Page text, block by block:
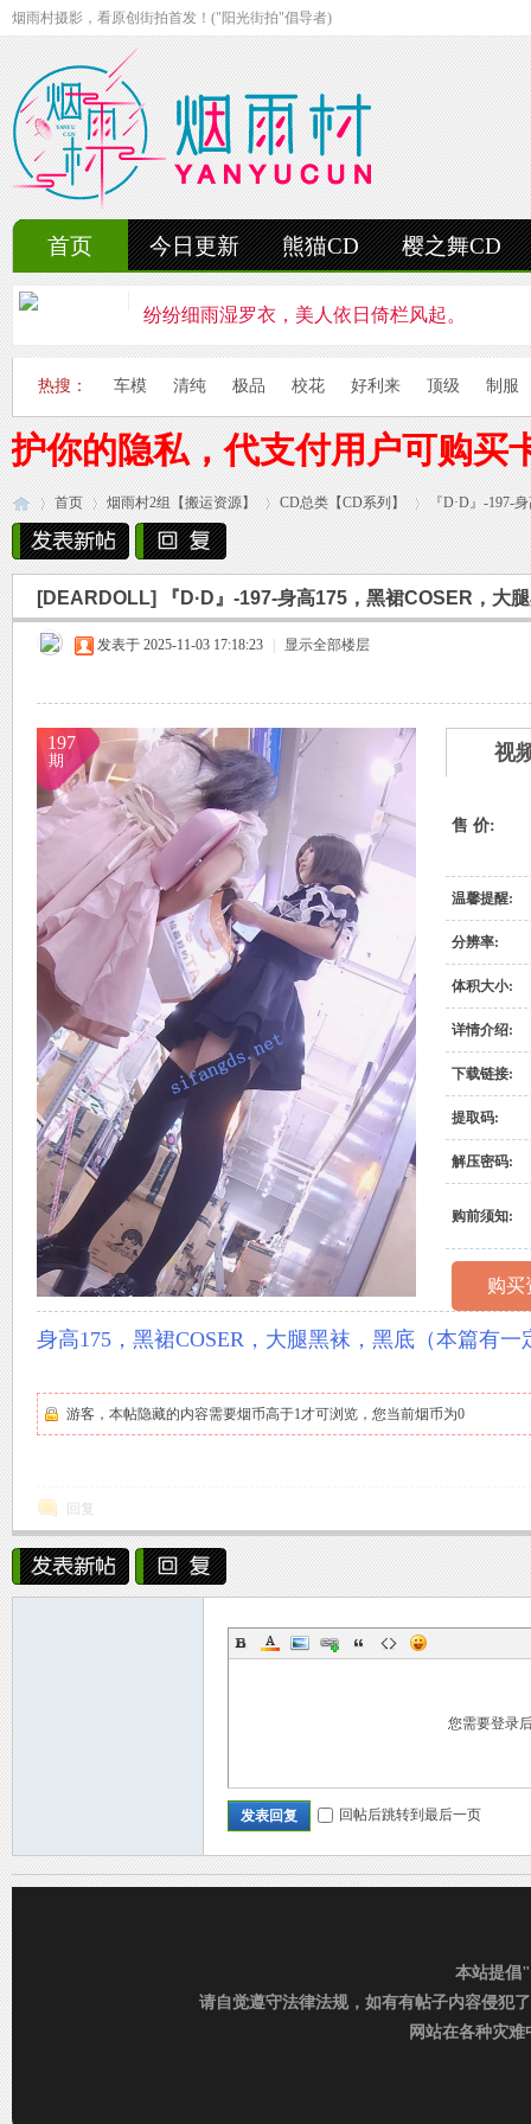
烟雨村摄影，看原创街拍首发！("阳光街拍"倡导者)
首页 今日更新 熊猫CD 樱之舞CD
纷纷细雨湿罗衣，美人依日倚栏风起。
轻抚细雨洒红楼，美人徐步舞花楸。
妍姿如水舞雨涵，美人翩然走湖畔。
风雨中的美人啊，纤腰若素玉，乱发似云烟。
雨中邂逅美人笑，花颜如露醉心间。
霏霏细雨湿樱唇，美人微笑照晚云。
柳袖轻舞如飞燕，雨中美人恋长衫。
美人在雨中舞翩翩，如花洒泪映窗前。
热搜： 车模 清纯 极品 校花 好利来 顶级 制服
你的隐私，代支付用户可购买
创
首页
›
烟雨村2组【搬运资源】
›
CD总类【CD系列】
›
『D·D』-197-
[DEARDOLL] 『D·D』-197-身高175，黑裙COSER，大
发表于 2025-11-03 17:18:23 显示全部楼层
197
期 视
售 价:
温馨提醒:
分辨率:
体积大小:
详情介绍:
下载链接:
提取码:
解压密码:
购前须知:
购买
身高175，黑裙COSER，大腿黑袜，黑底（本篇有
游客，本帖隐藏的内容需要烟币高于1才可浏览，您当前烟币为0
回复
您需要登录
发表回复 回帖后跳转到最后一页
本站提倡
请自觉遵守法律法规，如有有帖子内容侵犯
网站在各种灾难